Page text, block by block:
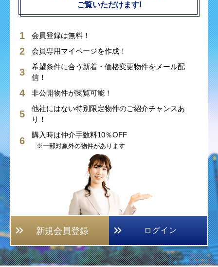
ご覧いただけます!
会員登録は無料！
会員専用マイページを作成！
希望条件に合う新着・価格変更物件をメール配
信！
非公開物件が閲覧可能！
他社にはない特別限定物件のご紹介チャンスあ
り！
購入時は仲介手数料10％OFF
※一部対象外の物件があります
新規会員登録 ログイン